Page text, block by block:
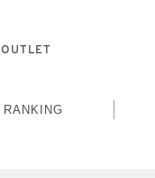
OUTLET
RANKING